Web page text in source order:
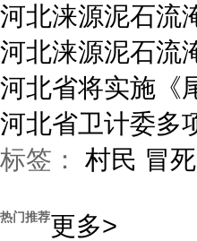
河北涞源泥石流
河北涞源泥石流
河北省将实施《
河北省卫计委多
标签： 村民 冒死
热门推荐更多>